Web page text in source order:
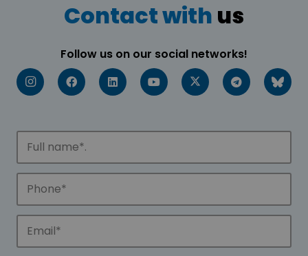
Contact with us
Follow us on our social networks!